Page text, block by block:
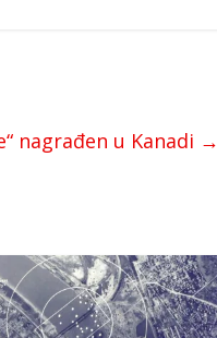
nagrađen u Kanadi →